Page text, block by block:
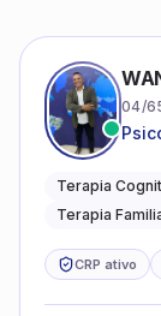
04/
Terapia
Terapia
CRP ativo